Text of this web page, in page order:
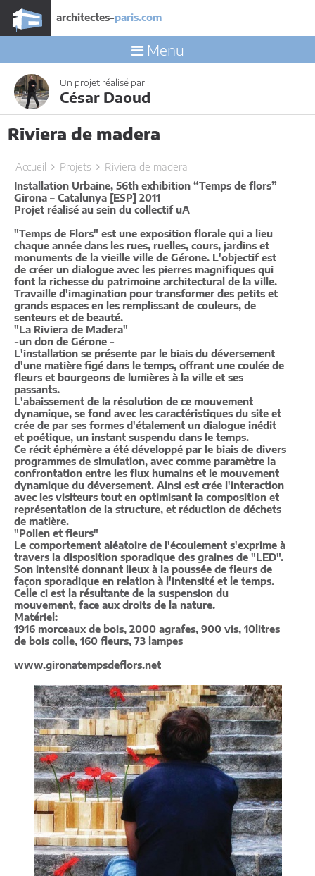
architectes-paris.com
Menu
Un projet réalisé par :
César Daoud
Riviera de madera
Accueil Projets
Riviera de madera
Installation Urbaine, 56th exhibition “Temps de flors”
Girona – Catalunya [ESP] 2011
Projet réalisé au sein du collectif uA
"Temps de Flors" est une exposition florale qui a lieu
chaque année dans les rues, ruelles, cours, jardins et
monuments de la vieille ville de Gérone. L'objectif est
de créer un dialogue avec les pierres magnifiques qui
font la richesse du patrimoine architectural de la ville.
Travaille d'imagination pour transformer des petits et
grands espaces en les remplissant de couleurs, de
senteurs et de beauté.
"La Riviera de Madera"
-un don de Gérone -
L'installation se présente par le biais du déversement
d'une matière figé dans le temps, offrant une coulée de
fleurs et bourgeons de lumières à la ville et ses
passants.
L'abaissement de la résolution de ce mouvement
dynamique, se fond avec les caractéristiques du site et
crée de par ses formes d'étalement un dialogue inédit
et poétique, un instant suspendu dans le temps.
Ce récit éphémère a été développé par le biais de divers
programmes de simulation, avec comme paramètre la
confrontation entre les flux humains et le mouvement
dynamique du déversement. Ainsi est crée l'interaction
avec les visiteurs tout en optimisant la composition et
représentation de la structure, et réduction de déchets
de matière.
"Pollen et fleurs"
Le comportement aléatoire de l'écoulement s'exprime à
travers la disposition sporadique des graines de "LED".
Son intensité donnant lieux à la poussée de fleurs de
façon sporadique en relation à l'intensité et le temps.
Celle ci est la résultante de la suspension du
mouvement, face aux droits de la nature.
Matériel:
1916 morceaux de bois, 2000 agrafes, 900 vis, 10litres
de bois colle, 160 fleurs, 73 lampes
www.gironatempsdeflors.net